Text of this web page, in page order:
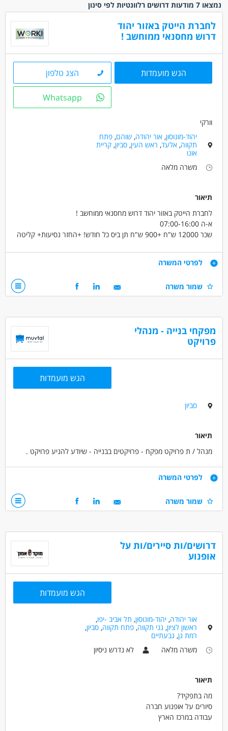
נמצאו 7 מודעות דרושים רלוונטיות לפי סינון
לחברת הייטק באזור יהוד
דרוש מחסנאי ממוחשב !
הגש מועמדות הצג טלפון
Whatsapp
וורקי
יהוד-מונוסון,אור יהודה,שוהם,פתח
תקווה,אלעד, ראש העין,סביון,קריית
אונו
משרה מלאה
תיאור
לחברת הייטק באזור יהוד דרוש מחסנאי ממוחשב !
א-ה 07:00-16:00
שכר 12000 ש"ח +900 ש"ח תן ביס כל חודש! +החזר נסיעות+ קליטה
העבודה כוללת ניפוק חלקים ,קבלת וקליטה של ציוד,ספירות מלאי ועוד
דרישות
ניידות למקום העבודה חובה
מחסנים ולוגיסטיקה - מחסנאות ואחסון
מחסנים ולוגיסטיקה - מחסנאי/ת ממוחשב
משרה מלאה
לפרטי המשרה
שמור משרה
מפקחי בנייה - מנהלי
פרויקט
הגש מועמדות
סביון
תיאור
מנהל / ת פרויקט מפקח - פרויקטים בבנייה - שיודע להניע פרויקט .
דרישות
בעל יכולת וידע בהנעת פרויקט
בנייה ונדל"ן - מנהל/ת אתר
בנייה ונדל"ן - מנהל/ת פרוייקטים
לפרטי המשרה
שמור משרה
דרושים/ות סיירים/ות על
אופנוע
הגש מועמדות
אור יהודה,יהוד-מונוסון, תל אביב -יפו,
ראשון לציון, גני תקווה,פתח תקווה,סביון,
רמת גן, גבעתיים
משרה מלאה
לא נדרש ניסיון
תיאור
מה בתפקיד?
סיורים על אופנוע חברה
עבודה במרכז הארץ